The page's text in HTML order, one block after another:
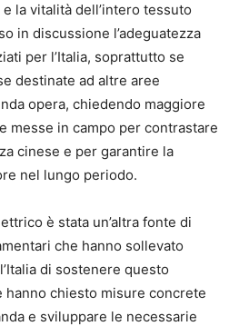
la vitalità dell’intero tessuto
in discussione l’adeguatezza
per l’Italia, soprattutto se
destinate ad altre aree
opera, chiedendo maggiore
messe in campo per contrastare
cinese e per garantire la
nel lungo periodo.
è stata un’altra fonte di
che hanno sollevato
di sostenere questo
hanno chiesto misure concrete
e sviluppare le necessarie